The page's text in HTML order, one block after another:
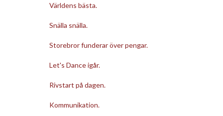
Världens bästa.
Snälla snälla.
Storebror funderar över pengar.
Let's Dance igår.
Rivstart på dagen.
Kommunikation.